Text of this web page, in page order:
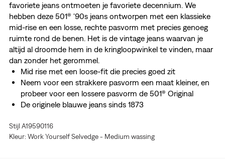
favoriete jeans ontmoeten je favoriete decennium. We
hebben deze 501® '90s jeans ontworpen met een klassieke
mid-rise en een losse, rechte pasvorm met precies genoeg
ruimte rond de benen. Het is de vintage jeans waarvan je
altijd al droomde hem in de kringloopwinkel te vinden, maar
dan zonder het gerommel.
Mid rise met een loose-fit die precies goed zit
Neem voor een strakkere pasvorm een maat kleiner, en
probeer voor een lossere pasvorm de 501® Original
De originele blauwe jeans sinds 1873
gedroomd om hem in de kringloopwinkel te vinden,
maar dan zonder al het gegrabbel
Stijl A19590116
Kleur: Work Yourself Selvedge - Medium wassing